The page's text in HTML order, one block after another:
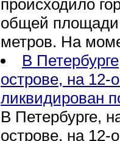
происходило
общей площади
метров. На
В
острове, на 12-
ликвидирован
В Петербурге,
острове, на 12-